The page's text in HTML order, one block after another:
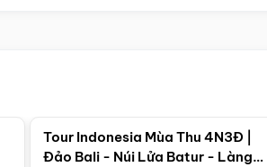
Tour Indonesia Mùa Thu 4N3Đ |
Đảo Bali - Núi Lửa Batur - Làng